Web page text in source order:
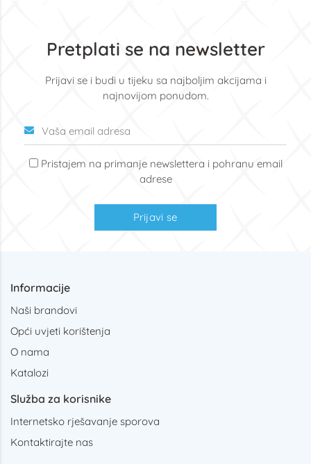
Pretplati se na newsletter
Prijavi se i budi u tijeku sa najboljim akcijama i
najnovijom ponudom.
Pristajem na primanje newslettera i pohranu email
adrese
Prijavi se
Informacije
Naši brandovi
Opći uvjeti korištenja
O nama
Katalozi
Služba za korisnike
Internetsko rješavanje sporova
Kontaktirajte nas